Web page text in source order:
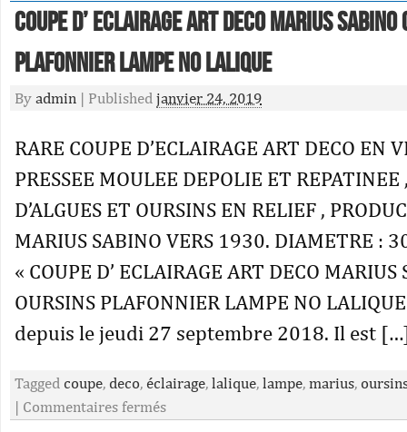
Coupe D’ Eclairage Art Deco Marius Sabino
Plafonnier Lampe No Lalique
By admin | Published janvier 24, 2019
RARE COUPE D’ECLAIRAGE ART DECO EN
PRESSEE MOULEE DEPOLIE ET REPATINEE
D’ALGUES ET OURSINS EN RELIEF ,
MARIUS SABINO VERS 1930. DIAMETRE :
« COUPE D’ ECLAIRAGE ART DECO MARIUS
OURSINS PLAFONNIER LAMPE NO
depuis le jeudi 27 septembre 2018. Il est
Tagged coupe, deco, éclairage, lalique, lampe, marius,
| Commentaires fermés